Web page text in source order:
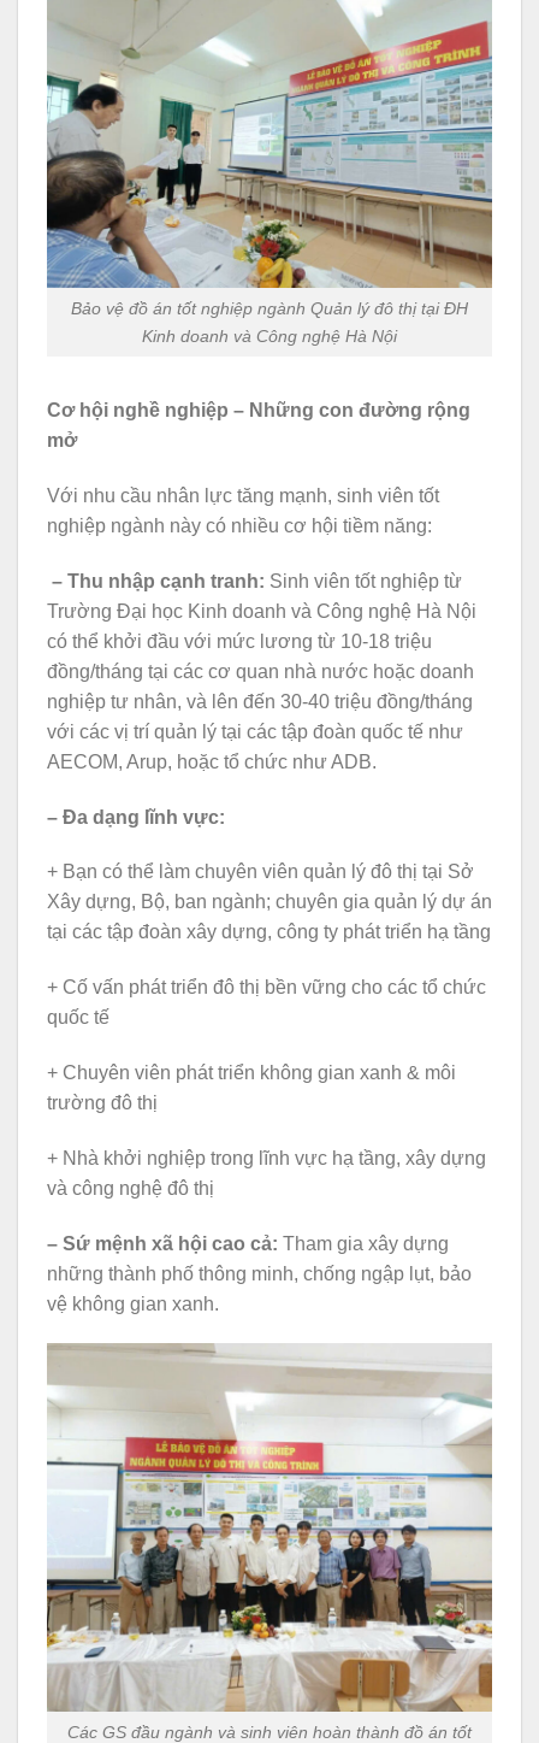
Bảo vệ đồ án tốt nghiệp ngành Quản lý đô thị tại ĐH
Kinh doanh và Công nghệ Hà Nội
Cơ hội nghề nghiệp – Những con đường rộng
mở
Với nhu cầu nhân lực tăng mạnh, sinh viên tốt
nghiệp ngành này có nhiều cơ hội tiềm năng:
– Thu nhập cạnh tranh: Sinh viên tốt nghiệp từ
Trường Đại học Kinh doanh và Công nghệ Hà Nội
có thể khởi đầu với mức lương từ 10-18 triệu
đồng/tháng tại các cơ quan nhà nước hoặc doanh
nghiệp tư nhân, và lên đến 30-40 triệu đồng/tháng
với các vị trí quản lý tại các tập đoàn quốc tế như
AECOM, Arup, hoặc tổ chức như ADB.
– Đa dạng lĩnh vực:
+ Bạn có thể làm chuyên viên quản lý đô thị tại Sở
Xây dựng, Bộ, ban ngành; chuyên gia quản lý dự án
tại các tập đoàn xây dựng, công ty phát triển hạ tầng
+ Cố vấn phát triển đô thị bền vững cho các tổ chức
quốc tế
+ Chuyên viên phát triển không gian xanh & môi
trường đô thị
+ Nhà khởi nghiệp trong lĩnh vực hạ tầng, xây dựng
và công nghệ đô thị
– Sứ mệnh xã hội cao cả: Tham gia xây dựng
những thành phố thông minh, chống ngập lụt, bảo
vệ không gian xanh.
Các GS đầu ngành và sinh viên hoàn thành đồ án tốt